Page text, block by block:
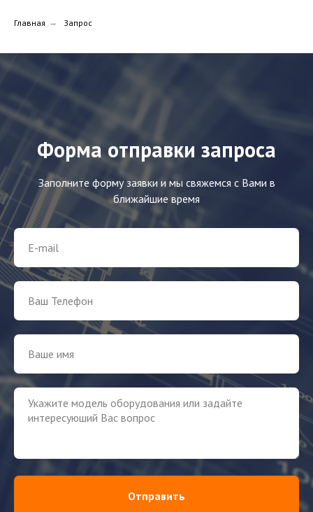
Главная → Запрос
Форма отправки запроса
Заполните форму заявки и мы свяжемся с Вами в
ближайшие время
Отправить